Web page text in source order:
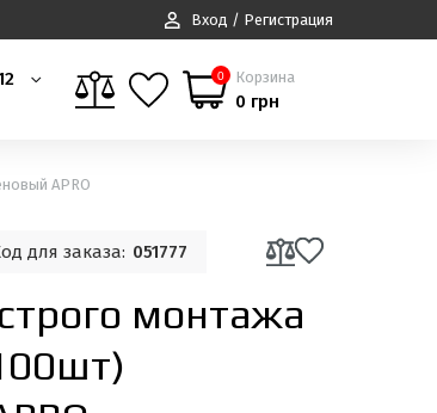
Вход / Регистрация
0 Корзина
0 грн
APRO
для заказа: 051777
монтажа